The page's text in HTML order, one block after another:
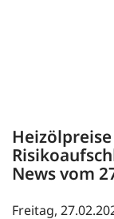
News vom
Freitag,